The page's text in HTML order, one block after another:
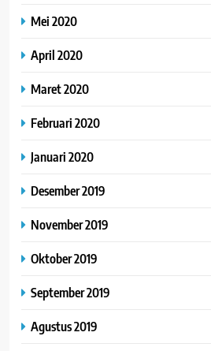
Mei 2020
April 2020
Maret 2020
Februari 2020
Januari 2020
Desember 2019
November 2019
Oktober 2019
September 2019
Agustus 2019